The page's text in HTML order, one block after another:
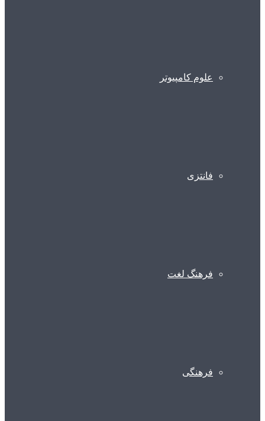
علوم کامپیوتر
فانتزی
فرهنگ لغت
فرهنگی